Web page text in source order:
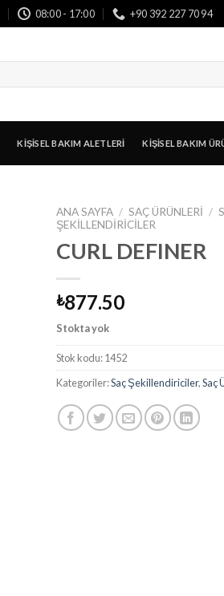
08:00 - 17:00 +90 392 227 70 94
KIŞISEL BAKIM ALETLERI KIŞISEL BAKIM
ANA SAYFA / SAÇ ÜRÜNLERI /
ŞEKILLENDIRICILER
CURL DEFINER
₺877.50
Stokta yok
Stok kodu:1452
Kategoriler:Saç Şekillendiriciler,Saç